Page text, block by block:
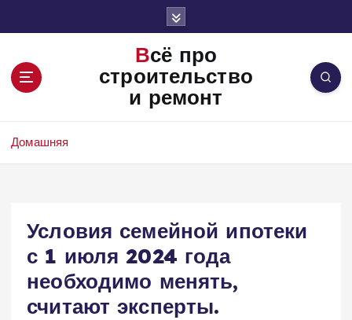
Всё про
строительство
и ремонт
Домашняя
Условия семейной ипотеки
с 1 июля 2024 года
необходимо менять,
считают эксперты.